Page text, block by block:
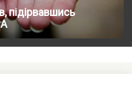
підірвавшись